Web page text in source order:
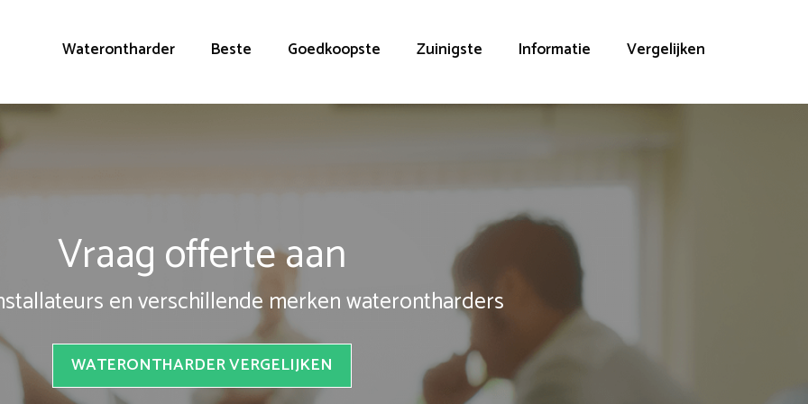
Waterontharder Beste Goedkoopste Zuinigste Informatie Vergelijken
Vraag offerte aan
en verschillende merken waterontharders
WATERONTHARDER VERGELIJKEN